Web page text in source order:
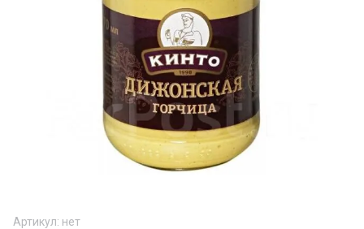
Артикул: нет